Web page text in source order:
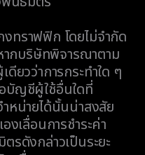
งทราฟฟิก โดยไม่จำกัด
ากบริษัทพิจารณาตาม
ยวว่าการกระทำใด ๆ
ญชีผู้ใช้อื่นใดที่
หน่ายได้นั้นน่าสงสัย
เลื่อนการชำระค่า
ดังกล่าวเป็นระยะ